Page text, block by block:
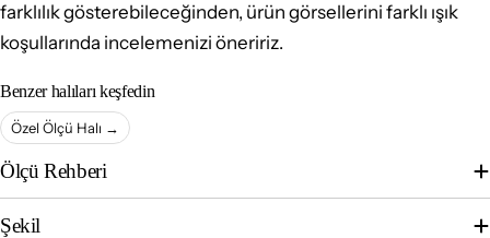
farklılık gösterebileceğinden, ürün görsellerini farklı ışık
koşullarında incelemenizi öneririz.
Benzer halıları keşfedin
Özel Ölçü Halı →
Ölçü Rehberi
Şekil